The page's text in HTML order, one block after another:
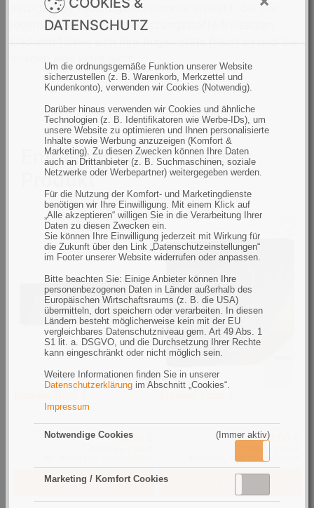
DATENSCHUTZ
Um die ordnungsgemäße Funktion unserer Website
sicherzustellen (z. B. Warenkorb, Merkzettel und
Kundenkonto), verwenden wir Cookies (Notwendig).
Darüber hinaus verwenden wir Cookies und ähnliche
Technologien (z. B. Identifikatoren wie Werbe-IDs), um
unsere Website zu optimieren und Ihnen personalisierte
Inhalte sowie Werbung anzuzeigen (Komfort &
Marketing). Zu diesen Zwecken können Ihre Daten
auch an Drittanbieter (z. B. Suchmaschinen, soziale
Netzwerke oder Werbepartner) weitergegeben werden.
Für die Nutzung der Komfort- und Marketingdienste
benötigen wir Ihre Einwilligung. Mit einem Klick auf
„Alle akzeptieren“ willigen Sie in die Verarbeitung Ihrer
Daten zu diesen Zwecken ein.
Sie können Ihre Einwilligung jederzeit mit Wirkung für
die Zukunft über den Link „Datenschutzeinstellungen“
im Footer unserer Website widerrufen oder anpassen.
Bitte beachten Sie: Einige Anbieter können Ihre
personenbezogenen Daten in Länder außerhalb des
Europäischen Wirtschaftsraums (z. B. die USA)
übermitteln, dort speichern oder verarbeiten. In diesen
Ländern besteht möglicherweise kein mit der EU
vergleichbares Datenschutzniveau gem. Art 49 Abs. 1
S1 lit. a. DSGVO, und die Durchsetzung Ihrer Rechte
kann eingeschränkt oder nicht möglich sein.
Weitere Informationen finden Sie in unserer
Datenschutzerklärung im Abschnitt „Cookies“.
Impressum
Notwendige Cookies (Immer aktiv)
Marketing / Komfort Cookies
einzigartige Feuchtigkeitsspender erreicht, die bei
jedem Augenblinzeln Benetzungsstoffe freisetzen.
Dadurch fühlen sich Ihre Augen stets frisch an und Sie
Empfehlungen für dieses
Produkt
24,80 €
Zum Produkt
70,90 €